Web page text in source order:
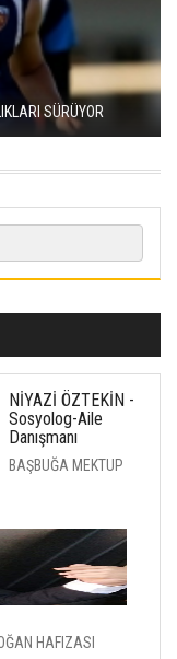
SÜRÜYOR
NİYAZİ ÖZTEKİN -
Sosyolog-Aile
Danışmanı
BAŞBUĞA MEKTUP
HAFIZASI